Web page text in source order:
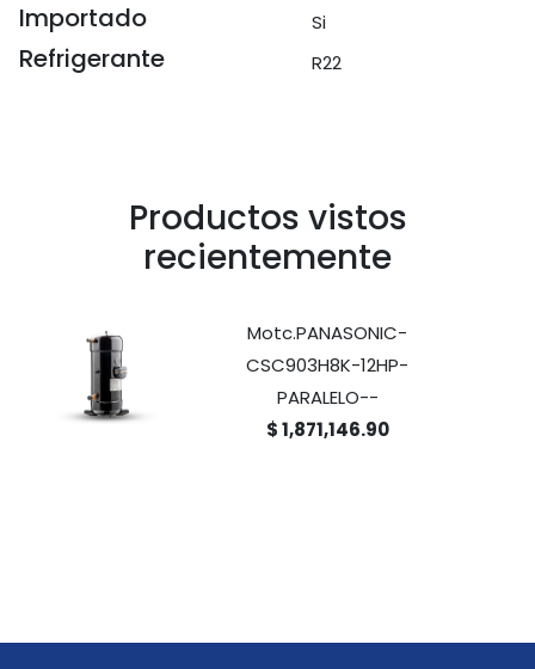
Importado Si
Refrigerante R22
Productos vistos
recientemente
Motc.PANASONIC-
CSC903H8K-12HP-
PARALELO--
$ 1,871,146.90